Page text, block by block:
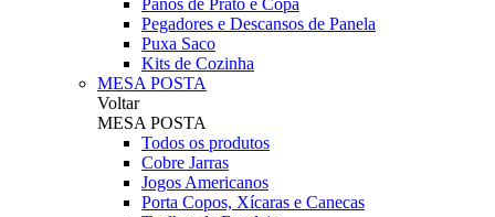
Panos de Prato e Copa
Pegadores e Descansos de Panela
Puxa Saco
Kits de Cozinha
MESA POSTA
Voltar
MESA POSTA
Todos os produtos
Cobre Jarras
Jogos Americanos
Porta Copos, Xícaras e Canecas